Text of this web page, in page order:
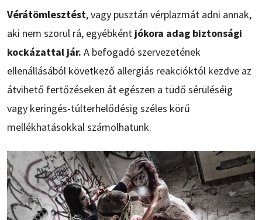
Vérátömlesztést, vagy pusztán vérplazmát adni annak,
aki nem szorul rá, egyébként jókora adag biztonsági
kockázattal jár. A befogadó szervezetének
ellenállásából következő allergiás reakcióktól kezdve az
átvihető fertőzéseken át egészen a tüdő sérüléséig
vagy keringés-túlterhelődésig széles körű
mellékhatásokkal számolhatunk.